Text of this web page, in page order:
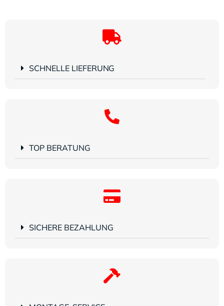
SCHNELLE LIEFERUNG
TOP BERATUNG
SICHERE BEZAHLUNG